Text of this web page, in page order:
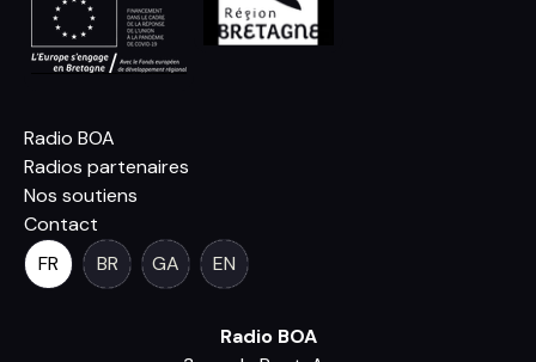
Radio BOA
Radios partenaires
Nos soutiens
Contact
FR
BR GA EN
Radio BOA